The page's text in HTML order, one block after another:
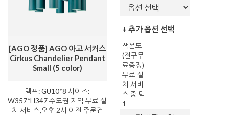
[AGO 정품] AGO 아고 서커스
Cirkus Chandelier Pendant
Small (5 color)
램프: GU10*8 사이즈:
W357*H347 수도권 지역 무료 설
치 서비스,오후 2시 이전 주문건
+ 추가 옵션 선택
색온도
(전구무
료증정)
무료 설
치 서비
스 중 택
1